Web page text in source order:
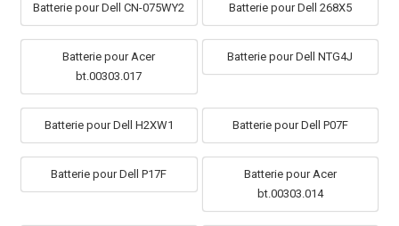
Batterie pour Dell CN-075WY2 Batterie pour Dell 268X5
Batterie pour Acer
bt.00303.017
Batterie pour Dell NTG4J
Batterie pour Dell H2XW1 Batterie pour Dell P07F
Batterie pour Dell P17F
Batterie pour Acer
bt.00303.014